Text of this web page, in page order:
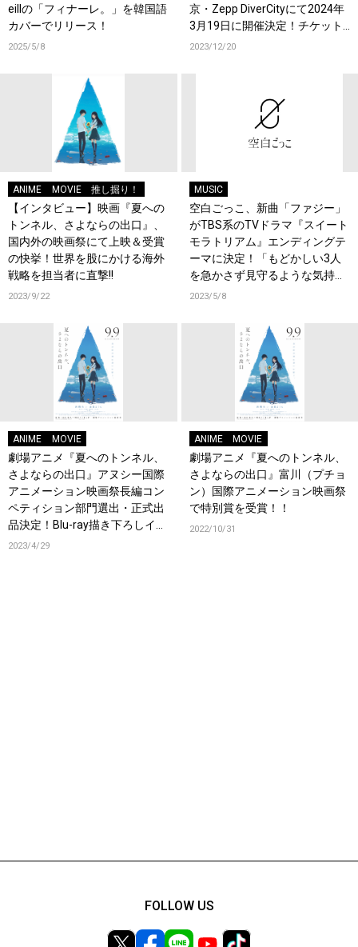
eillの「フィナーレ。」を韓国語
カバーでリリース！
2025/5/8
京・Zepp DiverCityにて2024年
3月19日に開催決定！チケット
販売もスタート！
2023/12/20
ANIME MOVIE 推し掘り！
【インタビュー】映画『夏への
トンネル、さよならの出口』、
国内外の映画祭にて上映＆受賞
の快挙！世界を股にかける海外
戦略を担当者に直撃!!
2023/9/22
MUSIC
空白ごっこ、新曲「ファジー」
がTBS系のTVドラマ『スイート
モラトリアム』エンディングテ
ーマに決定！「もどかしい3人
を急かさず見守るような気持
ち」
2023/5/8
ANIME MOVIE
劇場アニメ『夏へのトンネル、
さよならの出口』アヌシー国際
アニメーション映画祭長編コン
ペティション部門選出・正式出
品決定！Blu-ray描き下ろしイラ
ストや特典詳細も発表！
2023/4/29
ANIME MOVIE
劇場アニメ『夏へのトンネル、
さよならの出口』富川（プチョ
ン）国際アニメーション映画祭
で特別賞を受賞！！
2022/10/31
FOLLOW US